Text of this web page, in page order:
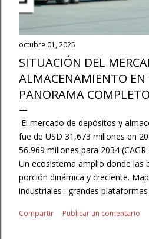
octubre 01, 2025
SITUACIÓN DEL
ALMACENAMIENTO EN
PANORAMA COMPLETO
El mercado de depósitos y
fue de USD 31,673 millones en
56,969 millones para 2034
Un ecosistema amplio donde las
porción dinámica y creciente.
industriales : grandes
flexibilidad. Autoalmacenaje/
Compartir Publicar un comentario